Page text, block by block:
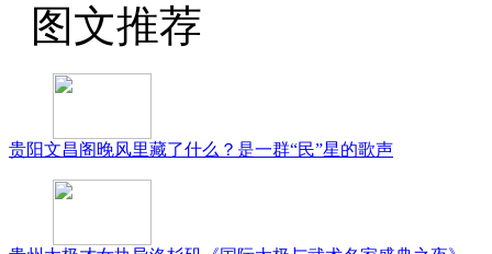
图文推荐
贵阳文昌阁晚风里藏了什么？是一群“民”星的歌声